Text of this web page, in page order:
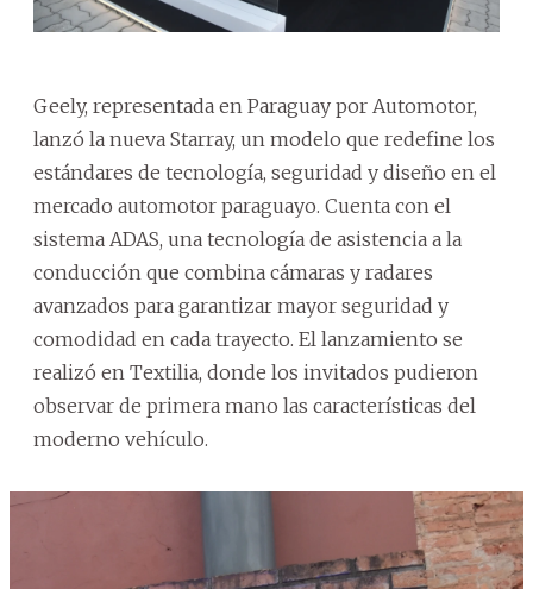
Geely, representada en Paraguay por Automotor,
lanzó la nueva Starray, un modelo que redefine los
estándares de tecnología, seguridad y diseño en el
mercado automotor paraguayo. Cuenta con el
sistema ADAS, una tecnología de asistencia a la
conducción que combina cámaras y radares
avanzados para garantizar mayor seguridad y
comodidad en cada trayecto. El lanzamiento se
realizó en Textilia, donde los invitados pudieron
observar de primera mano las características del
moderno vehículo.